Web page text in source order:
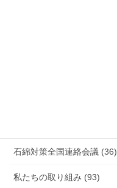
石綿対策全国連絡会議 (36)
私たちの取り組み (93)